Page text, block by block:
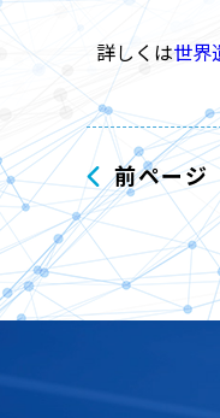
詳しくは世界
前ページ